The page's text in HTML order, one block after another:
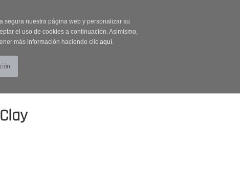
segura nuestra página web y personalizar su
el uso de cookies a continuación. Asimismo,
más información haciendo clic aquí.